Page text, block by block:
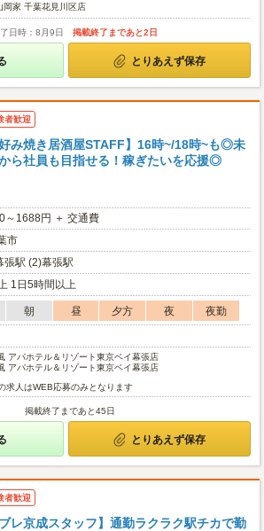
岡家 千葉花見川区店
日時：8月9日 掲載終了まであと2日
とりあえず保存
者歓迎
好み焼き居酒屋STAFF】16時~/18時~も◎未
ら社員も目指せる！稼ぎたいを応援◎
～1688円 ＋ 交通費
市
張駅 (2)幕張駅
1日5時間以上
朝 昼 夕方 夜
夜勤
アパホテル＆リゾート東京ベイ幕張店
アパホテル＆リゾート東京ベイ幕張店
求人はWEB応募のみとなります
掲載終了まであと45日
とりあえず保存
者歓迎
ブレ京成スタッフ】通勤ラクラク駅チカで勤